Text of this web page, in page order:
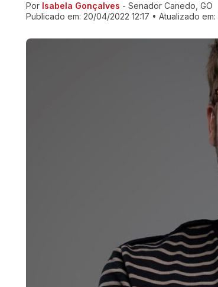
Ir direto pra matéria
Por Isabela Gonçalves - Senador Canedo, GO
Publicado em: 20/04/2022 12:17 • Atualizado em: